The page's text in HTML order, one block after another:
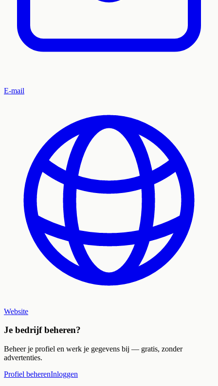
E-mail
Website
Je bedrijf beheren?
Beheer je profiel en werk je gegevens bij — gratis, zonder
advertenties.
Profiel beherenInloggen